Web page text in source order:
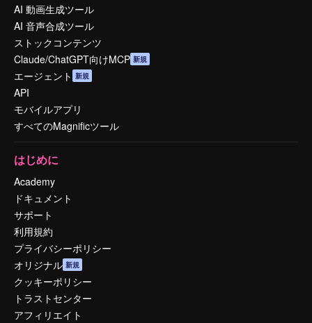
AI 動画生成ツール
AI 音声合成ツール
ストックコンテンツ
Claude/ChatGPT向けMCP 新規
エージェント 新規
API
モバイルアプリ
すべてのMagnificツール
はじめに
Academy
ドキュメント
サポート
利用規約
プライバシーポリシー
オリジナル 新規
クッキーポリシー
トラストセンター
アフィリエイト